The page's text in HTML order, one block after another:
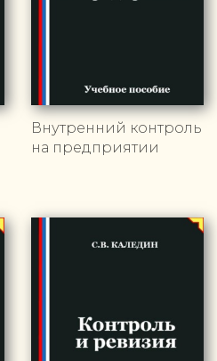
Внутренний контроль
на предприятии